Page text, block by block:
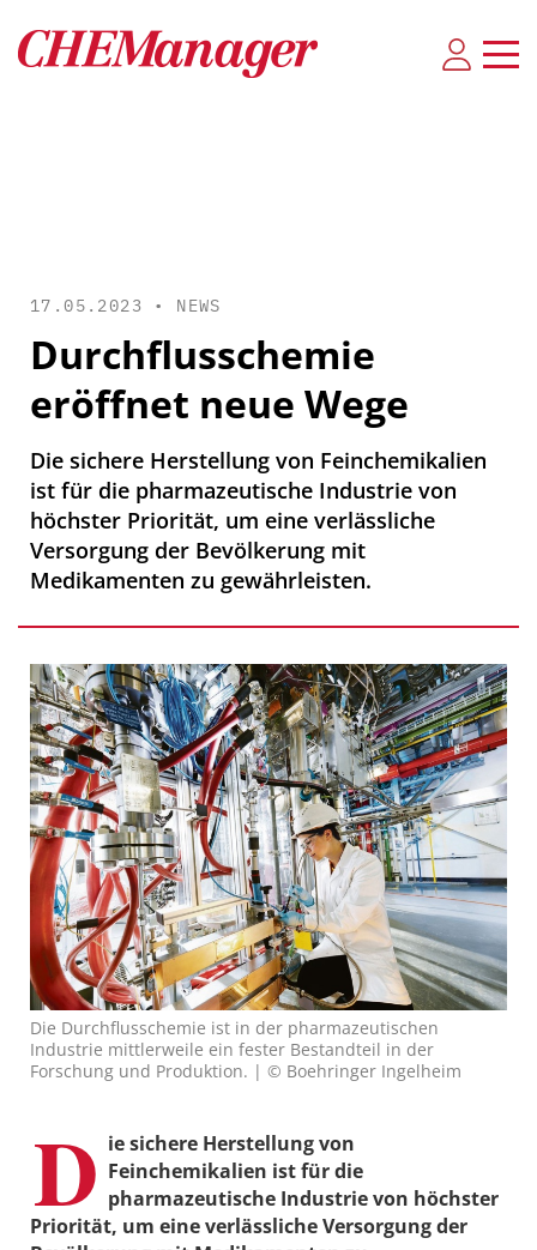
17.05.2023 • NEWS
Durchflusschemie
eröffnet neue Wege
Die sichere Herstellung von Feinchemikalien
ist für die pharmazeutische Industrie von
höchster Priorität, um eine verlässliche
Versorgung der Bevölkerung mit
Medikamenten zu gewährleisten.
Die Durchflusschemie ist in der pharmazeutischen
Industrie mittlerweile ein fester Bestandteil in der
Forschung und Produktion. | © Boehringer Ingelheim
D ie sichere Herstellung von
Feinchemikalien ist für die
pharmazeutische Industrie von höchster
Priorität, um eine verlässliche Versorgung der